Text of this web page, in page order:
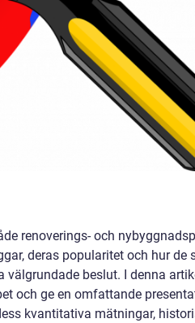
renoverings- och
deras popularitet och hur de
beslut. I denna
och ge en omfattande
kvantitativa mätningar,